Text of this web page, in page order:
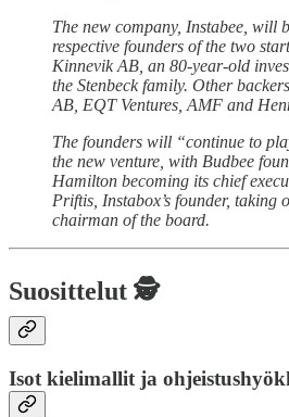
The new company, Instabee, will
respective founders of the two
Kinnevik AB, an 80-year-old
the Stenbeck family. Other
AB, EQT Ventures, AMF and
The founders will “continue to
the new venture, with Budbee
Hamilton becoming its chief
Priftis, Instabox’s founder, taking
chairman of the board.
Suosittelut 🕵️
Isot kielimallit ja